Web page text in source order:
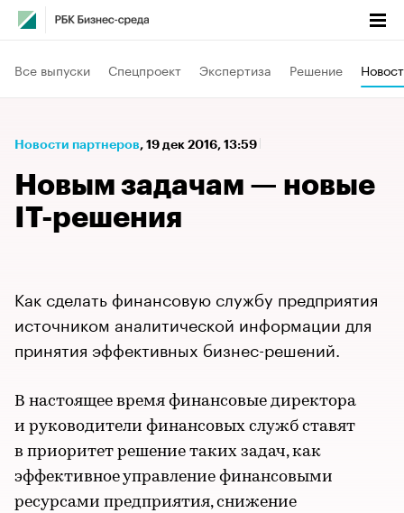
Все выпуски Спецпроект Экспертиза Решение
Новости партнеров⁠, 19 дек 2016, 13:59
Новым задачам — новые
IT-решения
Как сделать финансовую службу предприятия
источником аналитической информации для
принятия эффективных бизнес-решений.
В настоящее время финансовые директора
и руководители финансовых служб ставят
в приоритет решение таких задач, как
эффективное управление финансовыми
ресурсами предприятия, снижение